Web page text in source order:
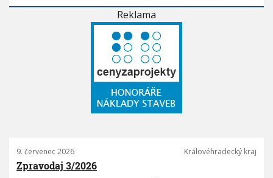
Reklama
9. červenec 2026 Královéhradecký kraj
Zpravodaj 3/2026